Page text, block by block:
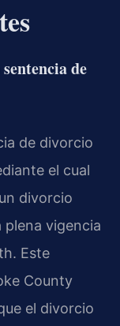
de
de divorcio
el cual
divorcio
vigencia
Este
County
el divorcio